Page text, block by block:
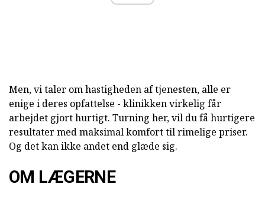
Men, vi taler om hastigheden af tjenesten, alle er
enige i deres opfattelse - klinikken virkelig får
arbejdet gjort hurtigt. Turning her, vil du få hurtigere
resultater med maksimal komfort til rimelige priser.
Og det kan ikke andet end glæde sig.
OM LÆGERNE